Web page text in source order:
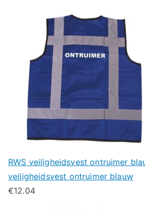
RWS veiligheidsvest ontruimer
veiligheidsvest ontruimer blauw
€12.04